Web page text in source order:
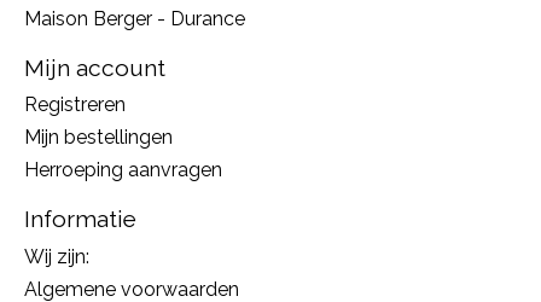
Maison Berger - Durance
Mijn account
Registreren
Mijn bestellingen
Herroeping aanvragen
Informatie
Wij zijn:
Algemene voorwaarden